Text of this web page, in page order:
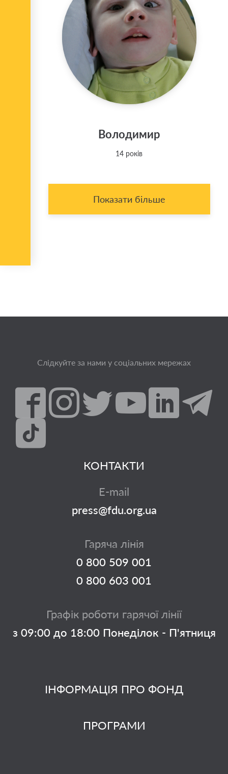
Володимир
14 років
Показати більше
Слідкуйте за нами у соціальних мережах
ІНФОРМАЦІЯ ПРО ФОНД
ПРОГРАМИ
КОНТАКТИ
E-mail
press@fdu.org.ua
Гаряча лінія
0 800 509 001
0 800 603 001
Графік роботи гарячої лінії
з 09:00 до 18:00 Понеділок - П'ятниця